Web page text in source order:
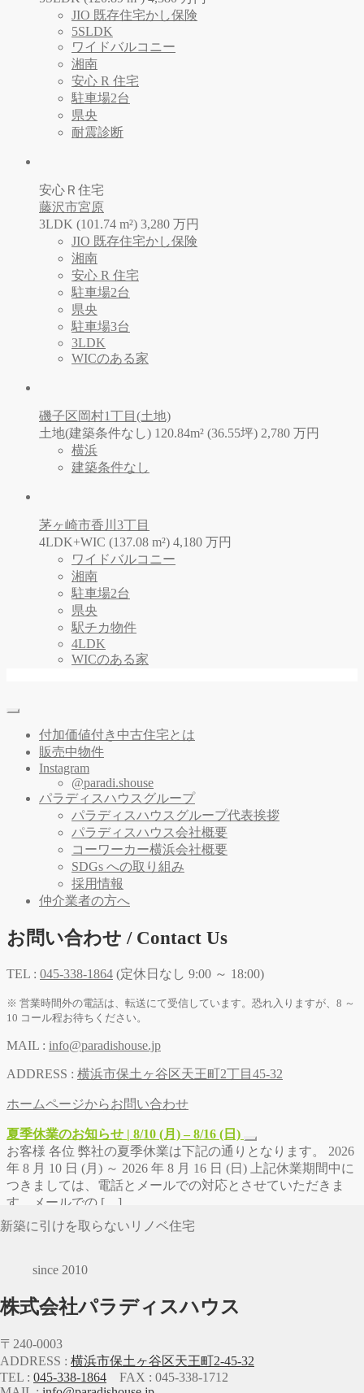
JIO 既存住宅かし保険
5SLDK
ワイドバルコニー
湘南
安心 R 住宅
駐車場2台
県央
耐震診断
安心Ｒ住宅
藤沢市宮原
3LDK (101.74 m²) 3,280 万円
JIO 既存住宅かし保険
湘南
安心 R 住宅
駐車場2台
県央
駐車場3台
3LDK
WICのある家
磯子区岡村1丁目(土地)
土地(建築条件なし) 120.84m² (36.55坪) 2,780 万円
横浜
建築条件なし
茅ヶ崎市香川3丁目
4LDK+WIC (137.08 m²) 4,180 万円
ワイドバルコニー
湘南
駐車場2台
県央
駅チカ物件
4LDK
WICのある家
新築に引けを取らないリノベ住宅
since 2010
株式会社パラディスハウス
〒240-0003
ADDRESS : 横浜市保土ヶ谷区天王町2-45-32
TEL : 045-338-1864 FAX : 045-338-1712
付加価値付き中古住宅とは
販売中物件
Instagram
@paradi.shouse
パラディスハウスグループ
パラディスハウスグループ代表挨拶
パラディスハウス会社概要
コーワーカー横浜会社概要
SDGs への取り組み
採用情報
仲介業者の方へ
お問い合わせ / Contact Us
TEL : 045-338-1864 (定休日なし 9:00 ～ 18:00)
※ 営業時間外の電話は、転送にて受信しています。恐れ入りますが、8 ～
10 コール程お待ちください。
MAIL : info@paradishouse.jp
ADDRESS : 横浜市保土ヶ谷区天王町2丁目45-32
ホームページからお問い合わせ
夏季休業のお知らせ | 8/10 (月) – 8/16 (日)
お客様 各位 弊社の夏季休業は下記の通りとなります。 2026
年 8 月 10 日 (月) ～ 2026 年 8 月 16 日 (日) 上記休業期間中に
つきましては、電話とメールでの対応とさせていただきま
す。メールでの […]